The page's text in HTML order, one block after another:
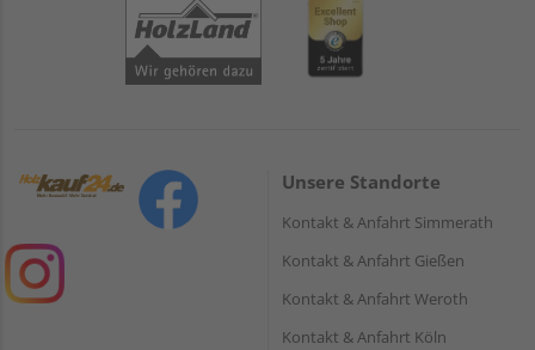
Unsere Standorte
Kontakt & Anfahrt Simmerath
Kontakt & Anfahrt Gießen
Kontakt & Anfahrt Weroth
Kontakt & Anfahrt Köln